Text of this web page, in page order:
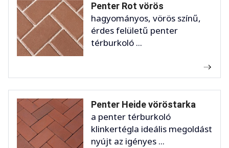
Penter Rot vörös
hagyományos, vörös színű,
érdes felületű penter
térburkoló ...
Penter Heide vöröstarka
a penter térburkoló
klinkertégla ideális megoldást
nyújt az igényes ...